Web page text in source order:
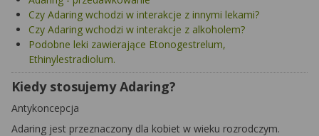
Czy Adaring wchodzi w interakcje z innymi lekami?
Czy Adaring wchodzi w interakcje z alkoholem?
Podobne leki zawierające Etonogestrelum,
Ethinylestradiolum.
Kiedy stosujemy Adaring?
Antykoncepcja
Adaring jest przeznaczony dla kobiet w wieku rozrodczym.